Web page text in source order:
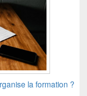
la formation ?